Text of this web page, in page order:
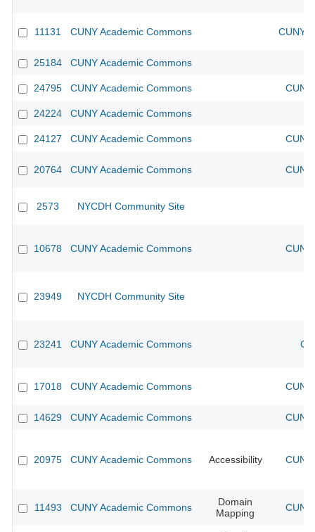
11131 CUNY Academic Commons CUNY
25184 CUNY Academic Commons
24795 CUNY Academic Commons
24224 CUNY Academic Commons
24127 CUNY Academic Commons
20764 CUNY Academic Commons
2573 NYCDH Community Site
10678 CUNY Academic Commons
23949 NYCDH Community Site
23241 CUNY Academic Commons
17018 CUNY Academic Commons
14629 CUNY Academic Commons
20975 CUNY Academic Commons Accessibility
11493 CUNY Academic Commons
Domain
Mapping